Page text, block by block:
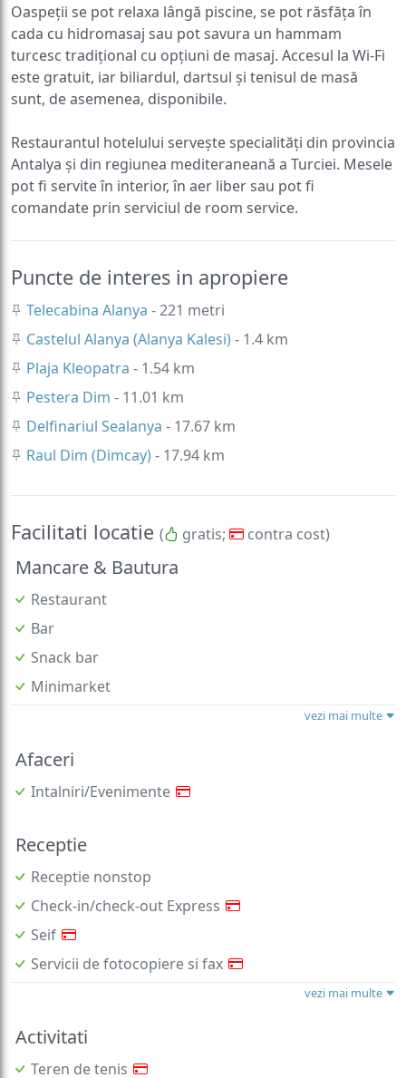
Oaspeții se pot relaxa lângă piscine, se pot răsfăța în
cada cu hidromasaj sau pot savura un hammam
turcesc tradițional cu opțiuni de masaj. Accesul la Wi-Fi
este gratuit, iar biliardul, dartsul și tenisul de masă
sunt, de asemenea, disponibile.
Restaurantul hotelului servește specialități din provincia
Antalya și din regiunea mediteraneană a Turciei. Mesele
pot fi servite în interior, în aer liber sau pot fi
comandate prin serviciul de room service.
Puncte de interes in apropiere
Telecabina Alanya - 221 metri
Castelul Alanya (Alanya Kalesi)- 1.4 km
Plaja Kleopatra - 1.54 km
Pestera Dim - 11.01 km
Delfinariul Sealanya - 17.67 km
Raul Dim (Dimcay)- 17.94 km
Facilitati locatie ( gratis; contra cost)
Mancare & Bautura
Restaurant
Bar
Snack bar
Minimarket
vezi mai multe
Afaceri
Intalniri/Evenimente
Receptie
Receptie nonstop
Check-in/check-out Express
Seif
Servicii de fotocopiere si fax
vezi mai multe
Activitati
Teren de tenis